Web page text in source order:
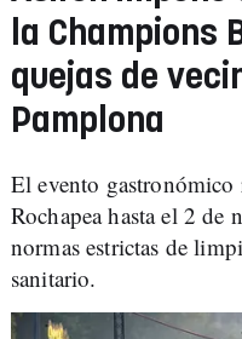
la Champions
quejas de
Pamplona
El evento
Rochapea hasta el 2 de
normas estrictas de
sanitario.